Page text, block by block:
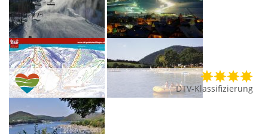
DTV-Klassifizierung